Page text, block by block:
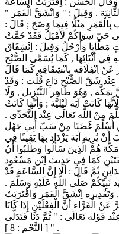
. وَقِيلَ : " وَانْشَقَّ الْقَمَر "
مَثَلًا فِيمَا وَضَحَ ; قَالَ :
حَيّ سِوَاكُمْ لَأَمْيَلُ فَقَدْ حُمَّتْ
مَطَايَا وَأَرْحُلُ وَقِيلَ : اِنْشِقَاق
فِي أَثْنَائِهَا , كَمَا يُسَمَّى الصُّبْح
عَنْ اِنْفِلَاقه بِانْشِقَاقِهِ كَمَا قَالَ
عِنْد شَقّ الصُّبْح دَاعِ قُلْت : وَقَدْ
بِمَكَّة , وَهُوَ ظَاهِر التَّنْزِيل , وَلَا
كَانَتْ آيَة لَيْلِيَّة ; وَأَنَّهَا كَانَتْ
مِنْ اللَّه تَعَالَى عِنْد التَّحَدِّي .
أَسْلَمَ غَضَبًا مِنْ سَبّ أَبِي جَهْل
يُرِيه آيَة يَزْدَاد بِهَا يَقِينًا فِي
هُمْ الَّذِينَ سَأَلُوا وَطَلَبُوا أَنْ
كَمَا فِي حَدِيث اِبْن مَسْعُود
ثُمَّ قَالَ : أَلَا إِنَّ السَّاعَة قَدْ
نَبِيّكُمْ صَلَّى اللَّه عَلَيْهِ وَسَلَّمَ .
وَتَقْدِيره اِنْشَقَّ الْقَمَر وَاقْتَرَبَتْ
الْفَرَّاء أَنَّ الْفِعْلَيْنِ إِذَا كَانَا
قَوْله تَعَالَى : " ثُمَّ دَنَا فَتَدَلَّى
" [ النَّجْم : 8 ] .